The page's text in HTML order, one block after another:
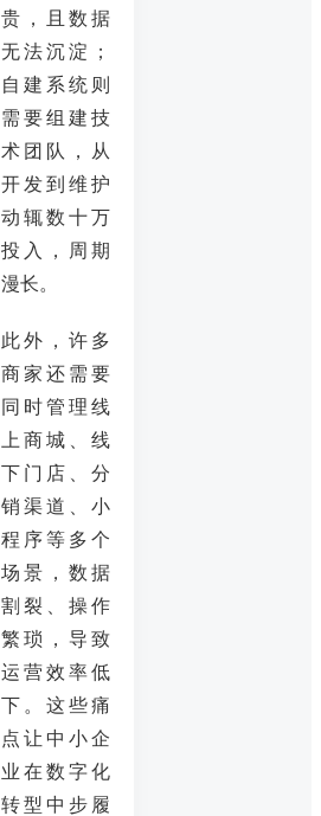
贵，且数据
无法沉淀；
自建系统则
需要组建技
术团队，从
开发到维护
动辄数十万
投入，周期
漫长。
此外，许多
商家还需要
同时管理线
上商城、线
下门店、分
销渠道、小
程序等多个
场景，数据
割裂、操作
繁琐，导致
运营效率低
下。这些痛
点让中小企
业在数字化
转型中步履